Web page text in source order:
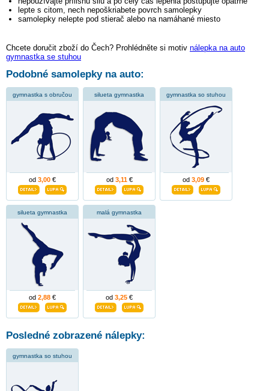
lepte s citom, nech nepoškriabete povrch samolepky
samolepky nelepte pod stierač alebo na namáhané miesto
Chcete doručit zboží do Čech? Prohlédněte si motiv nálepka na auto
gymnastka se stuhou
Podobné samolepky na auto:
gymnastka s obručou
od 3,00 €
silueta gymnastka
od 3,11€
gymnastka so stuhou
od 3,09 €
silueta gymnastka
od 2,88 €
malá gymnastka
od 3,25 €
Posledné zobrazené nálepky:
gymnastka so stuhou